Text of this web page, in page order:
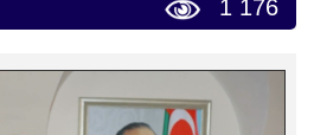
1 176